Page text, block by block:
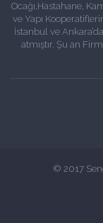
Ocağı,Hastahane,
ve Yapı
İstanbul ve
atmıştır. Şu an
© 2017